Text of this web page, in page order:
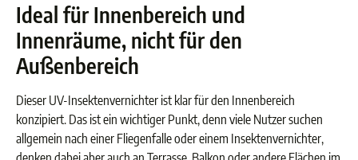
Ideal für Innenbereich und
Innenräume, nicht für den
Außenbereich
Dieser UV-Insektenvernichter ist klar für den Innenbereich
konzipiert. Das ist ein wichtiger Punkt, denn viele Nutzer suchen
allgemein nach einer Fliegenfalle oder einem Insektenvernichter,